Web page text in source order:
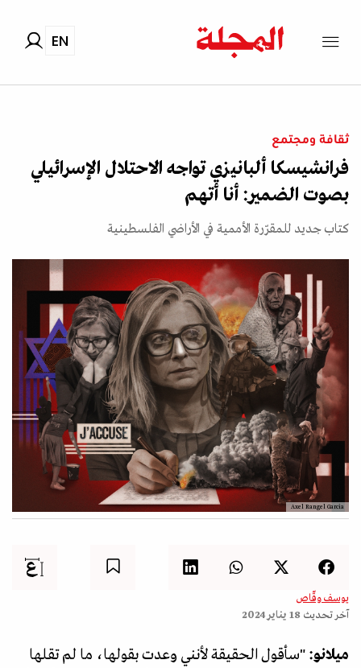
EN
ثقافة ومجتمع
فرانشيسكا ألبانيزي تواجه الاحتلال الإسرائيلي
بصوت الضمير: أنا أتهم
كتاب جديد للمقرّرة الأممية في الأراضي الفلسطينية
Axel Rangel Garcia
يوسف وقّاص
آخر تحديث 18 يناير 2024
ميلانو: "سأقول الحقيقة لأنني وعدت بقولها، ما لم تقلها